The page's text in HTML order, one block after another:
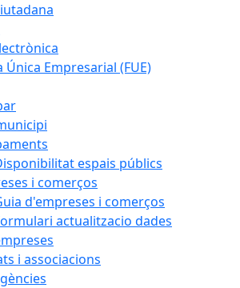
Única Empresarial (FUE)
espais públics
i comerços
d'empreses i comerços
actualitzacio dades
i associacions